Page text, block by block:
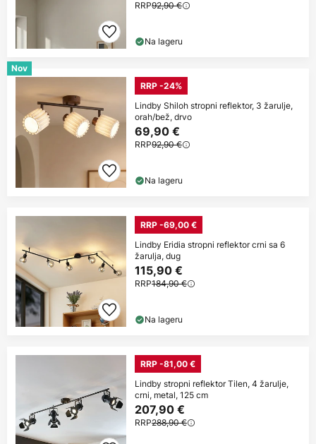
RRP92,90 €
Na lageru
Nov
RRP -24%
Lindby Shiloh stropni reflektor, 3 žarulje,
orah/bež, drvo
69,90 €
RRP92,90 €
Na lageru
RRP -69,00 €
Lindby Eridia stropni reflektor crni sa 6
žarulja, dug
115,90 €
RRP184,90 €
Na lageru
RRP -81,00 €
Lindby stropni reflektor Tilen, 4 žarulje,
crni, metal, 125 cm
207,90 €
RRP288,90 €